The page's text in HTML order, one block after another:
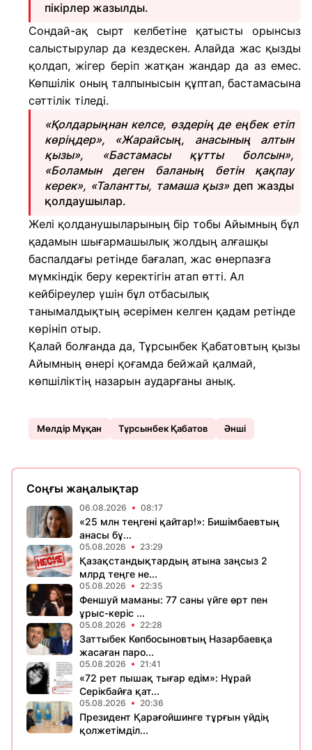
пікірлер жазылды.
Сондай-ақ сырт келбетіне қатысты орынсыз
салыстырулар да кездескен. Алайда жас қызды
қолдап, жігер беріп жатқан жандар да аз емес.
Көпшілік оның талпынысын құптап, бастамасына
сәттілік тіледі.
«Қолдарыңнан келсе, өздерің де еңбек етіп
көріңдер», «Жарайсың, анасының алтын
қызы», «Бастамасы құтты болсын»,
«Боламын деген баланың бетін қақпау
керек», «Талантты, тамаша қыз» деп жазды
қолдаушылар.
Желі қолданушыларының бір тобы Айымның бұл
қадамын шығармашылық жолдың алғашқы
баспалдағы ретінде бағалап, жас өнерпазға
мүмкіндік беру керектігін атап өтті. Ал
кейбіреулер үшін бұл отбасылық
танымалдықтың әсерімен келген қадам ретінде
көрініп отыр.
Қалай болғанда да, Тұрсынбек Қабатовтың қызы
Айымның өнері қоғамда бейжай қалмай,
көпшіліктің назарын аударғаны анық.
Мөлдір Мұқан Тұрсынбек Қабатов Әнші
Соңғы жаңалықтар
06.08.2026 08:17
«25 млн теңгені қайтар!»: Бишімбаевтың
анасы бұ...
05.08.2026 23:29
Қазақстандықтардың атына заңсыз 2
млрд теңге не...
05.08.2026 22:35
Феншуй маманы: 77 саны үйге өрт пен
ұрыс-керіс ...
05.08.2026 22:28
Заттыбек Көпбосыновтың Назарбаевқа
жасаған паро...
05.08.2026 21:41
«72 рет пышақ тығар едім»: Нұрай
Серікбайға қат...
05.08.2026 20:36
Президент Қарағойшинге тұрғын үйдің
қолжетімділ...